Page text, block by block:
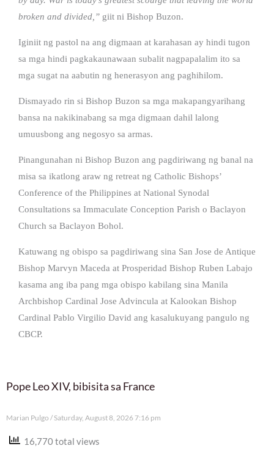
broken and divided,” giit ni Bishop Buzon.
Iginiit ng pastol na ang digmaan at karahasan ay hindi tugon
sa mga hindi pagkakaunawaan subalit nagpapalalim ito sa
mga sugat na aabutin ng henerasyon ang paghihilom.
Dismayado rin si Bishop Buzon sa mga makapangyarihang
bansa na nakikinabang sa mga digmaan dahil lalong
umuusbong ang negosyo sa armas.
Pinangunahan ni Bishop Buzon ang pagdiriwang ng banal na
misa sa ikatlong araw ng retreat ng Catholic Bishops’
Conference of the Philippines at National Synodal
Consultations sa Immaculate Conception Parish o Baclayon
Church sa Baclayon Bohol.
Katuwang ng obispo sa pagdiriwang sina San Jose de Antique
Bishop Marvyn Maceda at Prosperidad Bishop Ruben Labajo
kasama ang iba pang mga obispo kabilang sina Manila
Archbishop Cardinal Jose Advincula at Kalookan Bishop
Cardinal Pablo Virgilio David ang kasalukuyang pangulo ng
CBCP.
Pope Leo XIV, bibisita sa France
Marian Pulgo Saturday, August 8, 2026 7:16 pm
16,770 total views